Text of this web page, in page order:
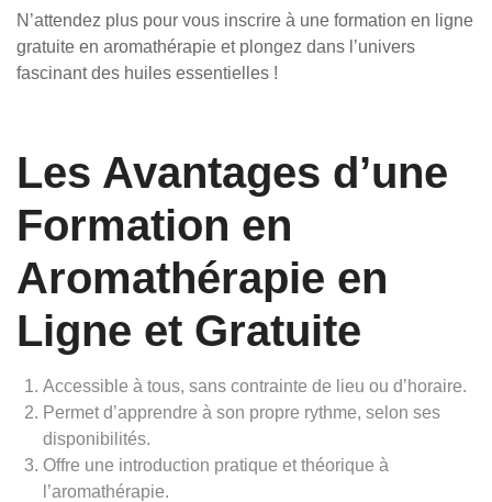
N’attendez plus pour vous inscrire à une formation en ligne
gratuite en aromathérapie et plongez dans l’univers
fascinant des huiles essentielles !
Les Avantages d’une
Formation en
Aromathérapie en
Ligne et Gratuite
Accessible à tous, sans contrainte de lieu ou d’horaire.
Permet d’apprendre à son propre rythme, selon ses
disponibilités.
Offre une introduction pratique et théorique à
l’aromathérapie.